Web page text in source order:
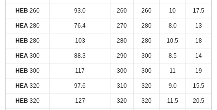
HEB 260 93.0 260 260 10 17.5
HEA 280 76.4 270 280 8.0 13
HEB 280 103 280 280 10.5 18
HEA 300 88.3 290 300 8.5 14
HEB 300 117 300 300 11 19
HEA 320 97.6 310 320 9.0 15.5
HEB 320 127 320 320 11.5 20.5